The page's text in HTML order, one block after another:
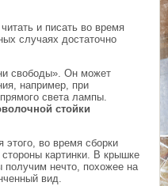
и писать во время
случаях достаточно
свободы». Он может
например, при
света лампы.
стойки
во время сборки
картинки. В крышке
получим нечто, похожее на
вид.